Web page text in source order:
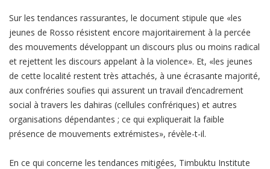
Sur les tendances rassurantes, le document stipule que «les
jeunes de Rosso résistent encore majoritairement à la percée
des mouvements développant un discours plus ou moins radical
et rejettent les discours appelant à la violence». Et, «les jeunes
de cette localité restent très attachés, à une écrasante majorité,
aux confréries soufies qui assurent un travail d’encadrement
social à travers les dahiras (cellules confrériques) et autres
organisations dépendantes ; ce qui expliquerait la faible
présence de mouvements extrémistes», révèle-t-il.
En ce qui concerne les tendances mitigées, Timbuktu Institute